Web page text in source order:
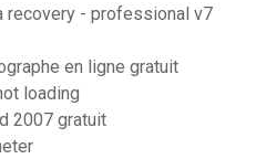
recovery - professional v7
en ligne gratuit
loading
2007 gratuit